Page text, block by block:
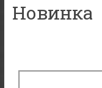
Новинка